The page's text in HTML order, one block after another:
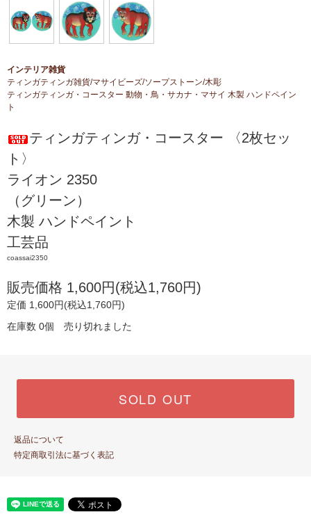
インテリア雑貨
ティンガティンガ雑貨/マサイビーズ/ソープストーン/木彫
ティンガティンガ・コースター 動物・鳥・サカナ・マサイ 木製 ハンドペイン
ト
ティンガティンガ・コースター 〈2枚セッ
ト〉
ライオン 2350
（グリーン）
木製 ハンドペイント
工芸品
coassai2350
販売価格 1,600円(税込1,760円)
定価 1,600円(税込1,760円)
在庫数 0個 売り切れました
SOLD OUT
返品について
特定商取引法に基づく表記